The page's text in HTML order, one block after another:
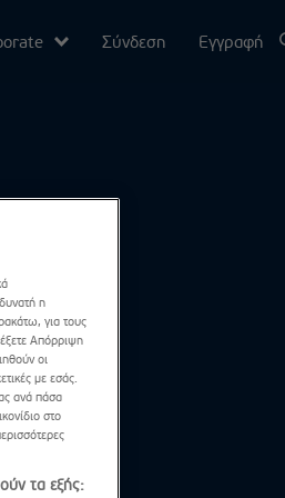
Σύνδεση Εγγραφή
η
για τους
Απόρριψη
οι
με εσάς.
ανά πάσα
στο
τα εξής: